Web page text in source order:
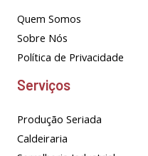
Quem Somos
Sobre Nós
Política de Privacidade
Serviços
Produção Seriada
Caldeiraria